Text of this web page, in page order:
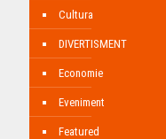
Cultura
DIVERTISMENT
Economie
Eveniment
Featured